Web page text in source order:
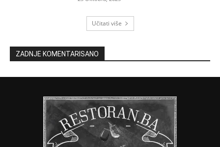
Učitati više
ZADNJE KOMENTARISANO